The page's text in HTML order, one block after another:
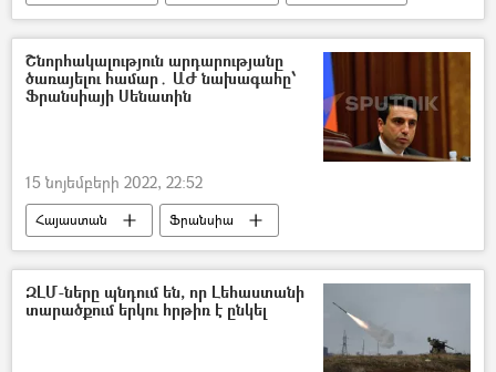
Շնորհակալություն արդարությանը
ծառայելու համար․ ԱԺ նախագահը՝
Ֆրանսիայի Սենատին
15 նոյեմբերի 2022, 22:52
Հայաստան
Ֆրանսիա
Ալեն Սիմոնյան
Սենատ
ԶԼՄ-ները պնդում են, որ Լեհաստանի
տարածքում երկու հրթիռ է ընկել